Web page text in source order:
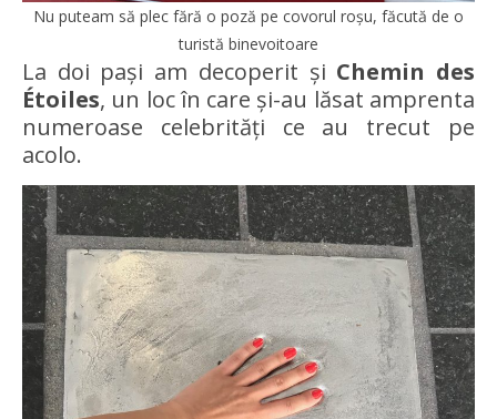
Nu puteam să plec fără o poză pe covorul roșu, făcută de o
turistă binevoitoare
La doi pași am decoperit și Chemin des
Étoiles, un loc în care și-au lăsat amprenta
numeroase celebrități ce au trecut pe
acolo.